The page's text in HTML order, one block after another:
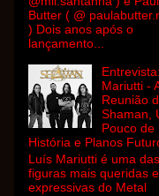
Butter ( @
) Dois anos após o
lançamento...
Mariutti -
Reunião
Shaman,
Pouco de
História e Planos
Luís Mariutti é uma das
figuras mais queridas e
expressivas do Metal